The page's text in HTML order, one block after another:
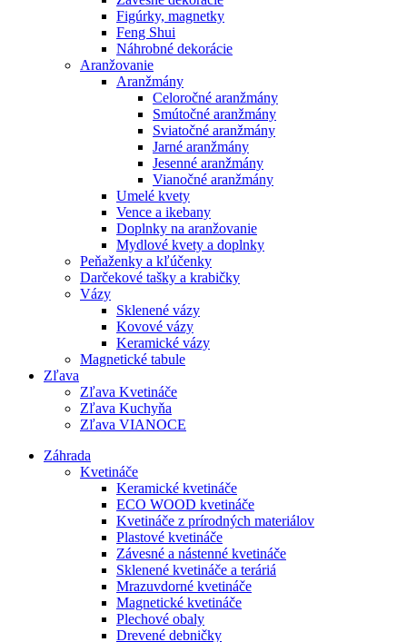
Figúrky, magnetky
Feng Shui
Náhrobné dekorácie
Aranžovanie
Aranžmány
Celoročné aranžmány
Smútočné aranžmány
Sviatočné aranžmány
Jarné aranžmány
Jesenné aranžmány
Vianočné aranžmány
Umelé kvety
Vence a ikebany
Doplnky na aranžovanie
Mydlové kvety a doplnky
Peňaženky a kľúčenky
Darčekové tašky a krabičky
Vázy
Sklenené vázy
Kovové vázy
Keramické vázy
Magnetické tabule
Zľava
Zľava Kvetináče
Zľava Kuchyňa
Zľava VIANOCE
Záhrada
Kvetináče
Keramické kvetináče
ECO WOOD kvetináče
Kvetináče z prírodných materiálov
Plastové kvetináče
Závesné a nástenné kvetináče
Sklenené kvetináče a teráriá
Mrazuvdorné kvetináče
Magnetické kvetináče
Plechové obaly
Drevené debničky